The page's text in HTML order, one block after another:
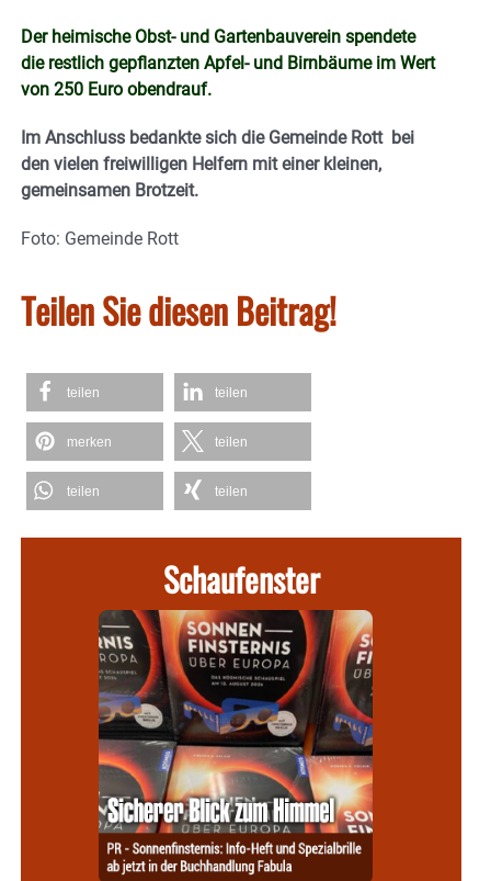
Der heimische Obst- und Gartenbauverein spendete
die restlich gepflanzten Apfel- und Birnbäume im Wert
von 250 Euro obendrauf.
Im Anschluss bedankte sich die Gemeinde Rott bei
den vielen freiwilligen Helfern mit einer kleinen,
gemeinsamen Brotzeit.
Foto: Gemeinde Rott
Teilen Sie diesen Beitrag!
teilen teilen
merken teilen
teilen teilen
Schaufenster